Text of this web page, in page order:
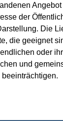
der
Die
die geeignet
oder
und